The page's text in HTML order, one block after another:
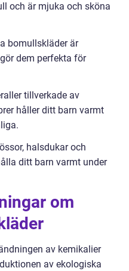
och är mjuka och sköna
bomullskläder är
dem perfekta för
tillverkade av
håller ditt barn varmt
halsdukar och
ditt barn varmt under
om
av kemikalier
av ekologiska